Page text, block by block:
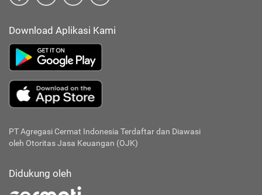
Download Aplikasi Kami
PT Agregasi Cermat Indonesia Terdaftar dan Diawasi
oleh Otoritas Jasa Keuangan (OJK)
Didukung oleh